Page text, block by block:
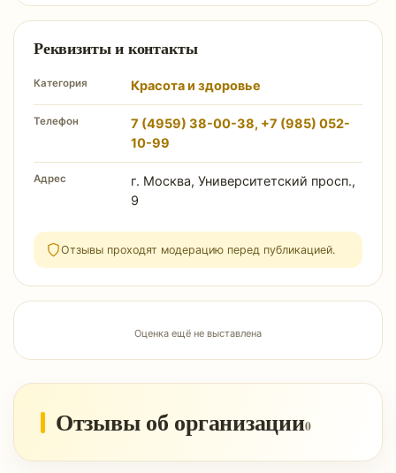
Реквизиты и контакты
Категория Красота и здоровье
Телефон
7 (4959) 38-00-38, +7 (985) 052-
10-99
Адрес
г. Москва, Университетский просп.,
9
Отзывы проходят модерацию перед публикацией.
Оценка ещё не выставлена
Отзывы об организации0